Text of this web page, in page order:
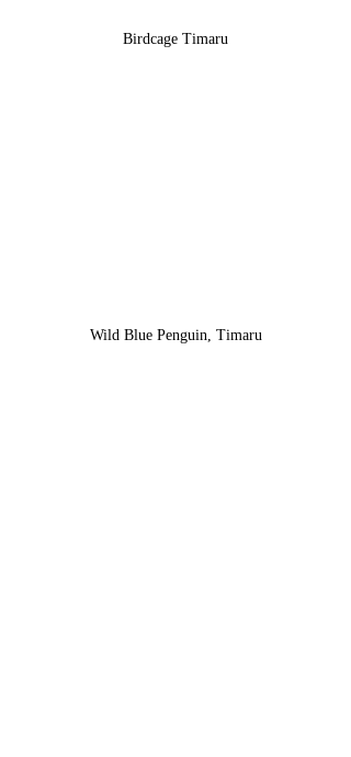
Birdcage Timaru
Wild Blue Penguin, Timaru